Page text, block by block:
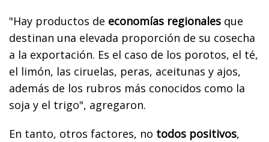
"Hay productos de economías regionales que
destinan una elevada proporción de su cosecha
a la exportación. Es el caso de los porotos, el té,
el limón, las ciruelas, peras, aceitunas y ajos,
además de los rubros más conocidos como la
soja y el trigo", agregaron.
En tanto, otros factores, no todos positivos,